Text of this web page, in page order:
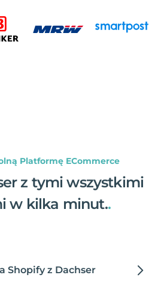
Platformę ECommerce
z tymi wszystkimi
w kilka minut..
Shopify z Dachser